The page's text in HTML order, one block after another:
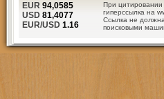
При цитировании
гиперссылка на
Ссылка не
поисковыми
EUR 94,0585
USD 81,4077
EUR/USD 1.16